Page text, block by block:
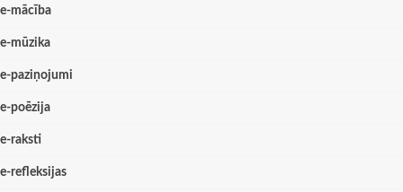
e-mācība
e-mūzika
e-paziņojumi
e-poēzija
e-raksti
e-refleksijas